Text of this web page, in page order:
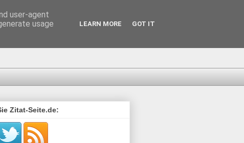
Zitat-Seite.de:
user-agent
usage
LEARN MORE GOT IT